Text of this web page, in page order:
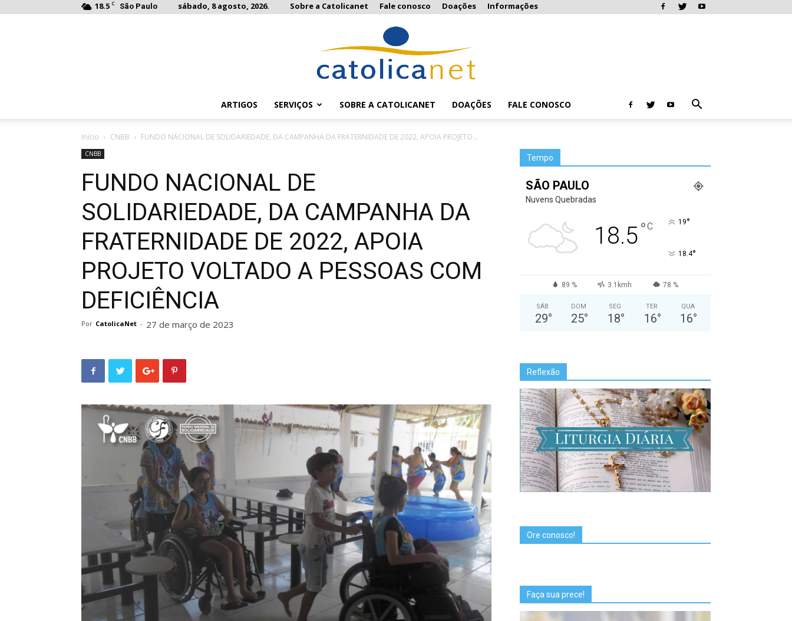
18.5 C São Paulo sábado, 8 agosto, 2026. Sobre a Catolicanet Fale conosco Doações Informações
ARTIGOS SERVIÇOS SOBRE A CATOLICANET DOAÇÕES FALE CONOSCO
Início CNBB FUNDO NACIONAL DE SOLIDARIEDADE, DA CAMPANHA DA FRATERNIDADE DE 2022, APOIA PROJETO...
CNBB
FUNDO NACIONAL DE
SOLIDARIEDADE, DA CAMPANHA DA
FRATERNIDADE DE 2022, APOIA
PROJETO VOLTADO A PESSOAS COM
DEFICIÊNCIA
Por CatolicaNet - 27 de março de 2023
Tempo
SÃO PAULO
Nuvens Quebradas
18.5°C 19°
18.4°
89 % 3.1kmh 78 %
SÁB
29°
DOM
25°
SEG
18°
TER
16°
QUA
16°
Reflexão
Ore conosco!
Faça sua prece!